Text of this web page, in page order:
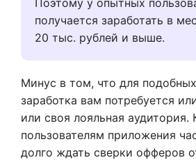
Поэтому у опытных
получается заработать в
20 тыс. рублей и выше.
Минус в том, что для
заработка вам потребуется
или своя лояльная аудитория.
пользователям приложения
долго ждать сверки офферов